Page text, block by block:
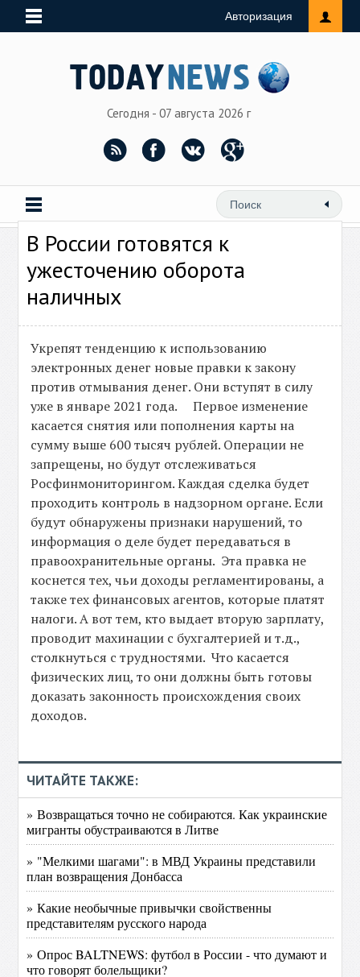
Авторизация
Сегодня - 07 августа 2026 г
В России готовятся к
ужесточению оборота
наличных
Укрепят тенденцию к использованию
электронных денег новые правки к закону
против отмывания денег. Они вступят в силу
уже в январе 2021 года. Первое изменение
касается снятия или пополнения карты на
сумму выше 600 тысяч рублей. Операции не
запрещены, но будут отслеживаться
Росфинмониторингом. Каждая сделка будет
проходить контроль в надзорном органе. Если
будут обнаружены признаки нарушений, то
информация о деле будет передаваться в
правоохранительные органы. Эта правка не
коснется тех, чьи доходы регламентированы, а
также тех финансовых агентов, которые платят
налоги. А вот тем, кто выдает вторую зарплату,
проводит махинации с бухгалтерией и т.д.,
столкнуться с трудностями. Что касается
физических лиц, то они должны быть готовы
доказать законность происхождения своих
доходов.
ЧИТАЙТЕ ТАКЖЕ:
» Возвращаться точно не собираются. Как украинские
мигранты обустраиваются в Литве
» "Мелкими шагами": в МВД Украины представили
план возвращения Донбасса
» Какие необычные привычки свойственны
представителям русского народа
» Опрос BALTNEWS: футбол в России - что думают и
что говорят болельщики?